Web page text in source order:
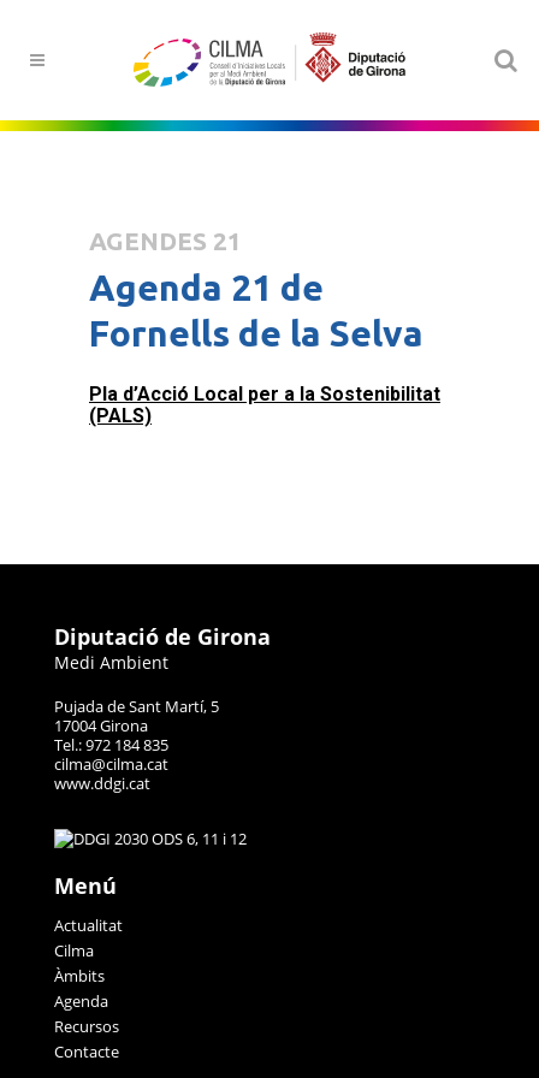
AGENDES 21
Agenda 21 de
Fornells de la Selva
Pla d’Acció Local per a la Sostenibilitat
(PALS)
Diputació de Girona
Medi Ambient
Pujada de Sant Martí, 5
17004 Girona
Tel.: 972 184 835
cilma@cilma.cat
www.ddgi.cat
Menú
Actualitat
Cilma
Àmbits
Agenda
Recursos
Contacte